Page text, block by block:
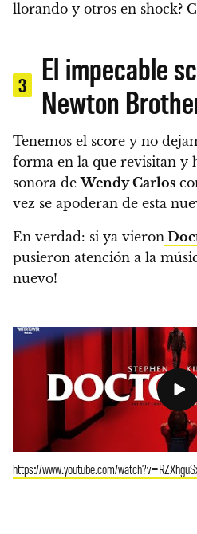
llorando y otros en shock?
3
El impecable
Newton
Tenemos el score y no
forma en la que revisitan y
sonora deWendy Carlos
vez se apoderan de esta
En verdad: si ya vieron
pusieron atención a la
nuevo!
https://www.youtube.com/